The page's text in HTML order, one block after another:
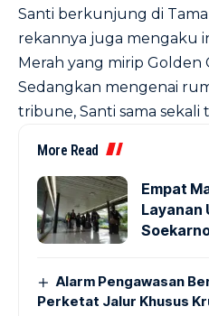
Santi berkunjung di
rekannya juga mengaku
Merah yang mirip Golden
Sedangkan mengenai
tribune, Santi sama
More Read
Empat
Layanan
Alarm Pengawasan
Perketat Jalur Khusus